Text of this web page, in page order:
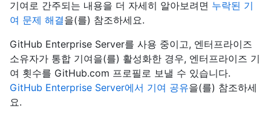
기여로 간주되는 내용을 더 자세히 알아보려면 누락된 기
여 문제 해결을(를) 참조하세요.
GitHub Enterprise Server를 사용 중이고, 엔터프라이즈
소유자가 통합 기여을(를) 활성화한 경우, 엔터프라이즈 기
여 횟수를 GitHub.com 프로필로 보낼 수 있습니다.
GitHub Enterprise Server에서 기여 공유을(를) 참조하세
요.